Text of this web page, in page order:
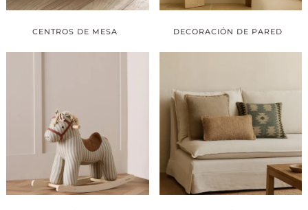
CENTROS DE MESA DECORACIÓN DE PARED